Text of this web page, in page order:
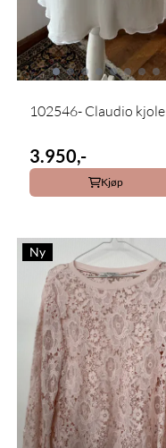
102546- Claudio kjole
3.950,-
Kjøp
Ny